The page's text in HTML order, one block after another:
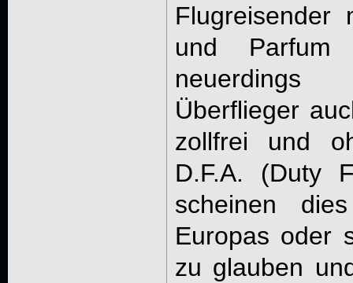
Flugreisender
und
Überflieger
zollfrei und
D.F.A. (Duty
scheinen
Europas oder
zu glauben